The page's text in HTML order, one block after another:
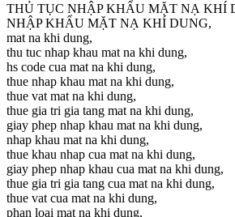
THỦ TỤC NHẬP KHẨU MẶT NẠ KHÍ
NHẬP KHẨU MẶT NẠ KHÍ DUNG,
mat na khi dung,
thu tuc nhap khau mat na khi dung,
hs code cua mat na khi dung,
thue nhap khau mat na khi dung,
thue vat mat na khi dung,
thue gia tri gia tang mat na khi dung,
giay phep nhap khau mat na khi dung,
nhap khau mat na khi dung,
thue khau nhap cua mat na khi dung,
giay phep nhap khau cua mat na khi dung,
thue gia tri gia tang cua mat na khi dung,
thue vat cua mat na khi dung,
phan loai mat na khi dung,